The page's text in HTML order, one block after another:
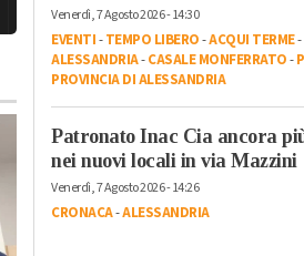
Venerdì, 7 Agosto 2026 - 14:30
EVENTI-TEMPO LIBERO-ACQUI TERME-
ALESSANDRIA-CASALE MONFERRATO-
PROVINCIA DI ALESSANDRIA
Patronato Inac Cia ancora
nei nuovi locali in via Mazzini
Venerdì, 7 Agosto 2026 - 14:26
CRONACA-ALESSANDRIA